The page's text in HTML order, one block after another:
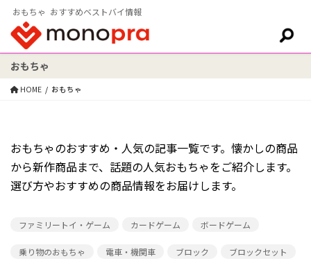
おもちゃ おすすめベストバイ情報
検索:
おもちゃ
HOME おもちゃ
おもちゃのおすすめ・人気の記事一覧です。懐かしの商品
から新作商品まで、話題の人気おもちゃをご紹介します。
選び方やおすすめの商品情報をお届けします。
ファミリートイ・ゲーム カードゲーム ボードゲーム
乗り物のおもちゃ 電車・機関車 ブロック ブロックセット